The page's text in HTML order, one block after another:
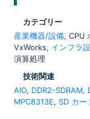
カテゴリー
産業機器/設備, CPU
VxWorks, インフラ
演算処理
技術関連
AIO, DDR2-SDRAM,
MPC8313E, SD カー